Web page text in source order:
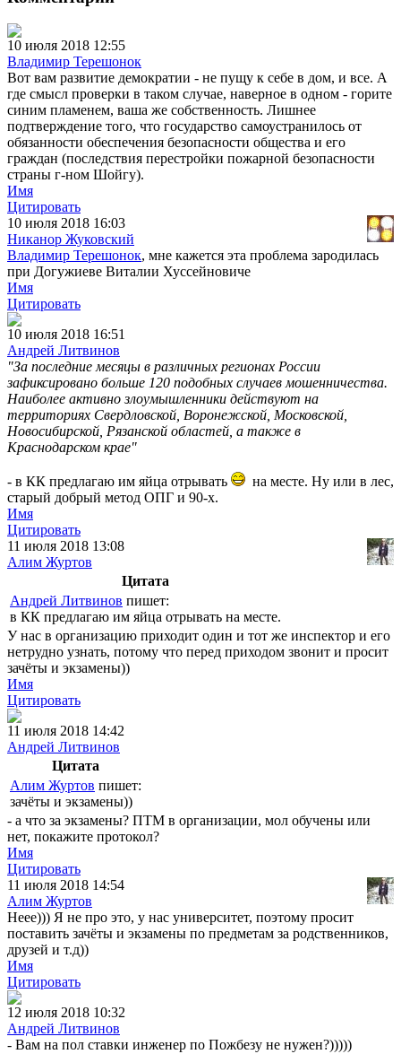
10 июля 2018 12:55
Владимир Терешонок
Вот вам развитие демократии - не пущу к себе в дом, и все. А
где смысл проверки в таком случае, наверное в одном - горите
синим пламенем, ваша же собственность. Лишнее
подтверждение того, что государство самоустранилось от
обязанности обеспечения безопасности общества и его
граждан (последствия перестройки пожарной безопасности
страны г-ном Шойгу).
Имя
Цитировать
10 июля 2018 16:03
Никанор Жуковский
Владимир Терешонок, мне кажется эта проблема зародилась
при Догужиеве Виталии Хуссейновиче
Имя
Цитировать
10 июля 2018 16:51
Андрей Литвинов
"За последние месяцы в различных регионах России
зафиксировано больше 120 подобных случаев мошенничества.
Наиболее активно злоумышленники действуют на
территориях Свердловской, Воронежской, Московской,
Новосибирской, Рязанской областей, а также в
Краснодарском крае"
- в КК предлагаю им яйца отрывать
на месте. Ну или в лес,
старый добрый метод ОПГ и 90-х.
Имя
Цитировать
11 июля 2018 13:08
Алим Журтов
Цитата
Андрей Литвинов пишет:
в КК предлагаю им яйца отрывать на месте.
У нас в организацию приходит один и тот же инспектор и его
нетрудно узнать, потому что перед приходом звонит и просит
зачёты и экзамены))
Имя
Цитировать
11 июля 2018 14:42
Андрей Литвинов
Цитата
Алим Журтов пишет:
зачёты и экзамены))
- а что за экзамены? ПТМ в организации, мол обучены или
нет, покажите протокол?
Имя
Цитировать
11 июля 2018 14:54
Алим Журтов
Неее))) Я не про это, у нас университет, поэтому просит
поставить зачёты и экзамены по предметам за родственников,
друзей и т.д))
Имя
Цитировать
12 июля 2018 10:32
Андрей Литвинов
- Вам на пол ставки инженер по Пожбезу не нужен?)))))